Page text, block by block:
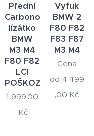
Přední
Carbonové
lízátko
BMW
M3 M4
F80 F82
LCI
POŠKOZENÉ!
1 999,00
Kč
Vyfuk
BMW 2
F80 F82
F83 F87
M3 M4
Cena
od 4 499
,00 Kč